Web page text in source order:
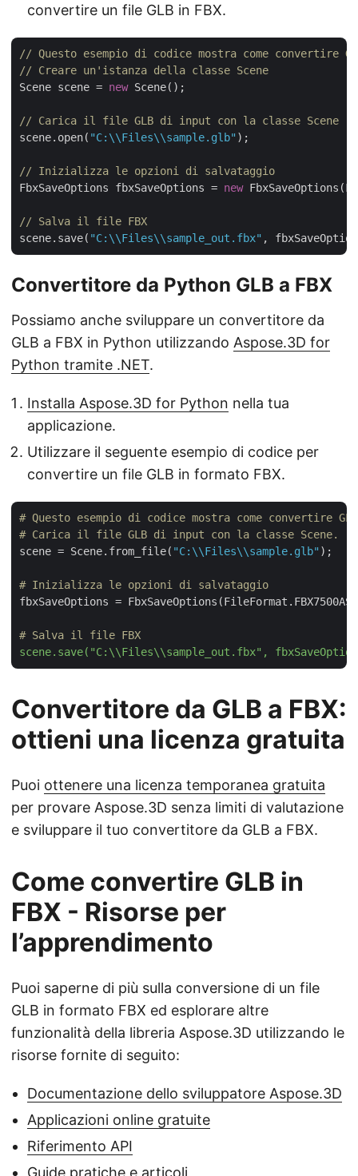
convertire un file GLB in FBX.
// Questo esempio di codice mostra come convertire
// Creare un'istanza della classe Scene
Scene scene = new Scene();
// Carica il file GLB di input con la classe Scene
scene.open( "C:\\Files\\sample.glb" );
// Inizializza le opzioni di salvataggio
FbxSaveOptions fbxSaveOptions = new
// Salva il file FBX
scene.save( "C:\\Files\\sample_out.fbx"
Convertitore da Python GLB a FBX
Possiamo anche sviluppare un convertitore da
GLB a FBX in Python utilizzando Aspose.3D for
Python tramite .NET.
Installa Aspose.3D for Python nella tua
applicazione.
Utilizzare il seguente esempio di codice per
convertire un file GLB in formato FBX.
# Questo esempio di codice mostra come convertire
# Carica il file GLB di input con la classe Scene.
scene = Scene.from_file( "C:\\Files\\sample.glb" );
# Inizializza le opzioni di salvataggio
fbxSaveOptions =
# Salva il file FBX
scene.save("C:\\Files\\sample_out.fbx",
Convertitore da GLB a FBX:
ottieni una licenza gratuita
Puoi ottenere una licenza temporanea gratuita
per provare Aspose.3D senza limiti di valutazione
e sviluppare il tuo convertitore da GLB a FBX.
Come convertire GLB in
FBX - Risorse per
l’apprendimento
Puoi saperne di più sulla conversione di un file
GLB in formato FBX ed esplorare altre
funzionalità della libreria Aspose.3D utilizzando le
risorse fornite di seguito:
Documentazione dello sviluppatore Aspose.3D
Applicazioni online gratuite
Riferimento API
Guide pratiche e articoli